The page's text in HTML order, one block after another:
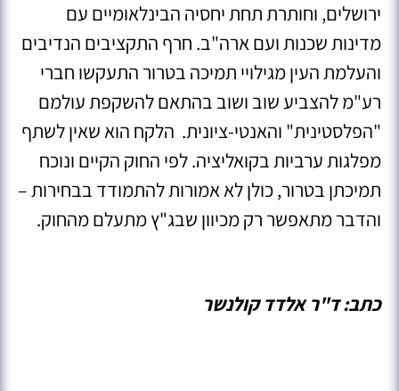
ירושלים, וחותרת תחת יחסיה הבינלאומיים עם
מדינות שכנות ועם ארה"ב. חרף התקציבים הנדיבים
והעלמת העין מגילויי תמיכה בטרור התעקשו חברי
רע"מ להצביע שוב ושוב בהתאם להשקפת עולמם
"הפלסטינית" והאנטי-ציונית. הלקח הוא שאין לשתף
מפלגות ערביות בקואליציה. לפי החוק הקיים ונוכח
תמיכתן בטרור, כולן לא אמורות להתמודד בבחירות –
והדבר מתאפשר רק מכיוון שבג"ץ מתעלם מהחוק.
כתב: ד"ר אלדד קולנשר